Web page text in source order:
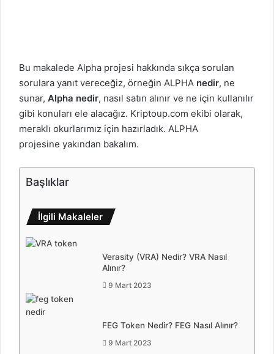
Bu makalede Alpha projesi hakkında sıkça sorulan
sorulara yanıt vereceğiz, örneğin ALPHA nedir, ne
sunar, Alpha nedir, nasıl satın alınır ve ne için kullanılır
gibi konuları ele alacağız. Kriptoup.com ekibi olarak,
meraklı okurlarımız için hazırladık. ALPHA
projesine yakından bakalım.
Başlıklar
İlgili Makaleler
Verasity (VRA) Nedir? VRA Nasıl
Alınır?
9 Mart 2023
FEG Token Nedir? FEG Nasıl Alınır?
9 Mart 2023